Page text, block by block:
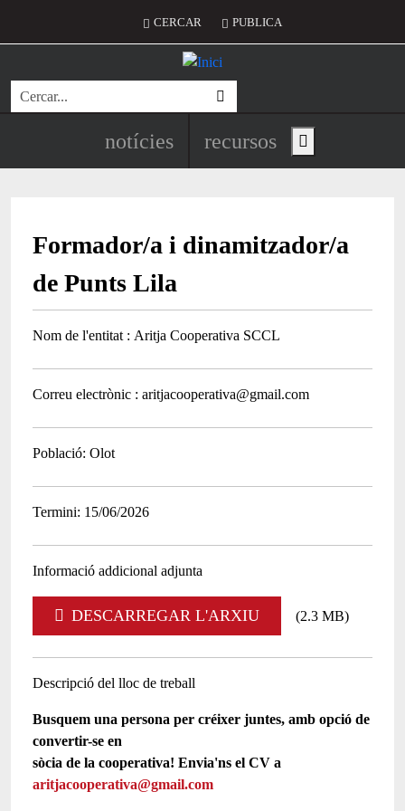
Menú del compte d'usuari
CERCAR PUBLICA
Cerca
Navegació principal de
notícies recursos Show main menu
Formador/a i dinamitzador/a
de Punts Lila
Nom de l'entitat Aritja Cooperativa SCCL
Correu electrònic aritjacooperativa@gmail.com
Població Olot
Termini 15/06/2026
Informació addicional adjunta
DESCARREGAR L'ARXIU (2.3 MB)
Descripció del lloc de treball
Busquem una persona per créixer juntes, amb opció de
convertir-se en
sòcia de la cooperativa! Envia'ns el CV a
aritjacooperativa@gmail.com